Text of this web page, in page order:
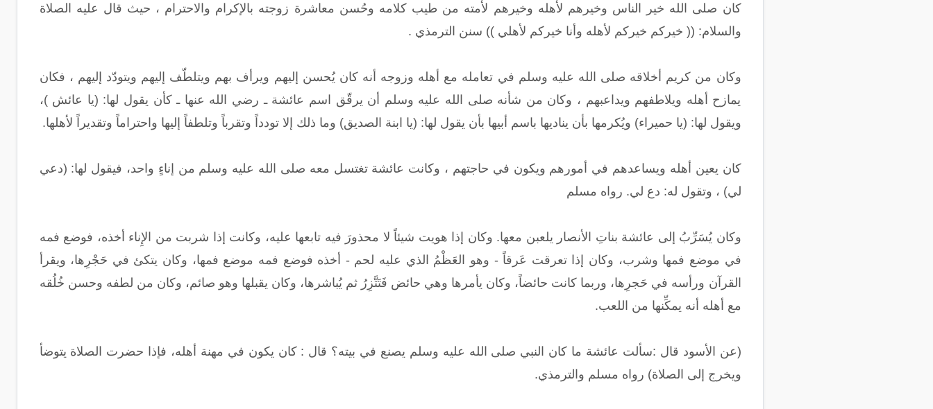
كان صلى الله خير الناس وخيرهم لأهله وخيرهم لأمته من طيب كلامه وحُسن معاشرة زوجته بالإكرام والاحترام ، حيث قال عليه الصلاة
والسلام: (( خيركم خيركم لأهله وأنا خيركم لأهلي )) سنن الترمذي .
وكان من كريم أخلاقه صلى الله عليه وسلم في تعامله مع أهله وزوجه أنه كان يُحسن إليهم ويرأف بهم ويتلطّف إليهم ويتودّد إليهم ، فكان
يمازح أهله ويلاطفهم ويداعبهم ، وكان من شأنه صلى الله عليه وسلم أن يرقّق اسم عائشة ـ رضي الله عنها ـ كأن يقول لها: (يا عائش )،
ويقول لها: (يا حميراء) ويُكرمها بأن يناديها باسم أبيها بأن يقول لها: (يا ابنة الصديق) وما ذلك إلا تودداً وتقرباً وتلطفاً إليها واحتراماً وتقديراً لأهلها.
كان يعين أهله ويساعدهم في أمورهم ويكون في حاجتهم ، وكانت عائشة تغتسل معه صلى الله عليه وسلم من إناءٍ واحد، فيقول لها: (دعي
لي) ، وتقول له: دع لي. رواه مسلم
وكان يُسَرِّبُ إلى عائشة بناتِ الأنصار يلعبن معها‏.‏ وكان إذا هويت شيئاً لا محذورَ فيه تابعها عليه، وكانت إذا شربت من الإِناء أخذه، فوضع فمه
في موضع فمها وشرب، وكان إذا تعرقت عَرقاً - وهو العَظْمُ الذي عليه لحم - أخذه فوضع فمه موضع فمها، وكان يتكئ في حَجْرِها، ويقرأ
القرآن ورأسه في حَجرِها، وربما كانت حائضاً، وكان يأمرها وهي حائض فَتَتَّزِرُ ثم يُباشرها، وكان يقبلها وهو صائم، وكان من لطفه وحسن خُلُقه
مع أهله أنه يمكِّنها من اللعب.
(عن الأسود قال :سألت عائشة ما كان النبي صلى الله عليه وسلم يصنع في بيته؟ قال : كان يكون في مهنة أهله، فإذا حضرت الصلاة يتوضأ
ويخرج إلى الصلاة) رواه مسلم والترمذي.